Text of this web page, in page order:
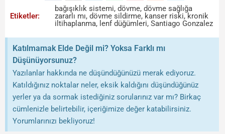
Etiketler:
bağışıklık sistemi,dövme,dövme sağlığa
zararlı mı,dövme sildirme, kanser riski, kronik
iltihaplanma, lenf düğümleri,Santiago Gonzalez
Katılmamak Elde Değil mi? Yoksa Farklı mı
Düşünüyorsunuz?
Yazılanlar hakkında ne düşündüğünüzü merak ediyoruz.
Katıldığınız noktalar neler, eksik kaldığını düşündüğünüz
yerler ya da sormak istediğiniz sorularınız var mı? Birkaç
cümlenizle belirtebilir, içeriğimize değer katabilirsiniz.
Yorumlarınızı bekliyoruz!